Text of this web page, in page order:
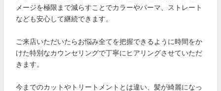
メージを極限まで減らすことでカラーやパーマ、ストレート
なども安心して継続できます。
ご来店いただいたらお悩み全てを把握できるように時間をか
けた特別なカウンセリングで丁寧にヒアリングさせていただ
きます。
今までのカットやトリートメントとは違い、髪が綺麗になっ